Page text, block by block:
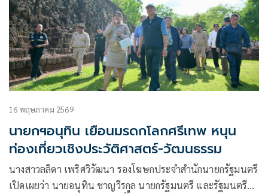
16 พฤษภาคม 2569
นายกฯอนุทิน เยือนมรดกโลกศรีเทพ หนุน
ท่องเที่ยวเชิงประวัติศาสตร์-วัฒนธรรม
นางสาวลลิดา เพริศวิวัฒนา รองโฆษกประจำสำนักนายกรัฐมนตรี
เปิดเผยว่า นายอนุทิน ชาญวีรกูล นายกรัฐมนตรี และรัฐมนตรี